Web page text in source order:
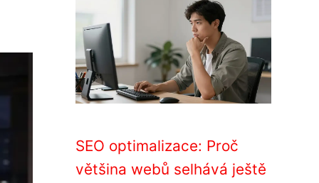
SEO optimalizace: Proč
většina webů selhává ještě